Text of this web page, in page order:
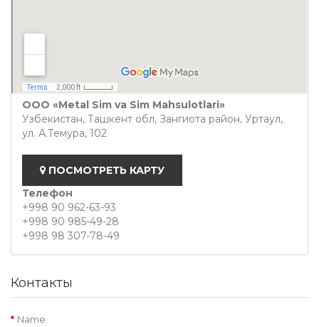
ООО «Metal Sim va Sim Mahsulotlari»
Узбекистан, Ташкент обл, Зангиота район, Уртаул,
ул. А.Темура, 102
ПОСМОТРЕТЬ КАРТУ
Телефон
+998 90 962-63-93
+998 90 985-49-28
+998 98 307-78-49
Контакты
Name